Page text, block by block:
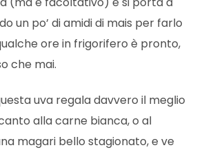
un po’ di amidi di mais per farlo
ore in frigorifero è pronto,
che mai.
uva regala davvero il meglio
alla carne bianca, o al
magari bello stagionato, e ve